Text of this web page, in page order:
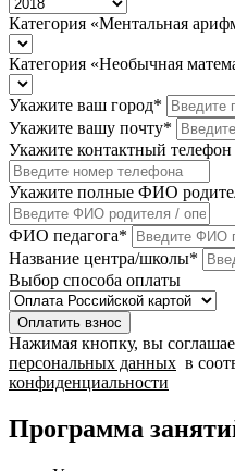
Категория «Ментальная
Категория «Необычная
Укажите ваш город*
Укажите вашу почту*
Укажите контактный
Укажите полные ФИО
ФИО педагога*
Название центра/школы*
Выбор способа оплаты
Оплатить взнос
Нажимая кнопку, вы
персональных данных в
конфиденциальности
Программа